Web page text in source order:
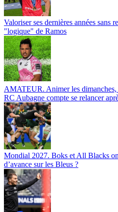
Valoriser ses dernières années sans
"logique" de Ramos
AMATEUR. Animer les
RC Aubagne compte se relancer
Mondial 2027. Boks et All Blacks
d’avance sur les Bleus ?